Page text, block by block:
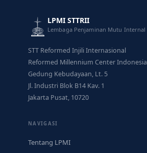
LPMI STTRII
Lembaga Penjaminan Mutu Internal
STT Reformed Injili Internasional
Reformed Millennium Center Indonesia
Gedung Kebudayaan, Lt. 5
Jl. Industri Blok B14 Kav. 1
Jakarta Pusat, 10720
NAVIGASI
Tentang LPMI